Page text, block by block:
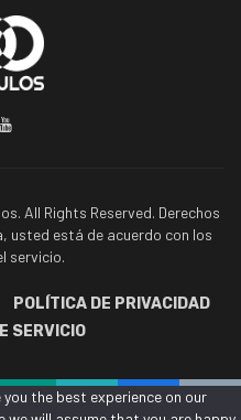
All Rights Reserved. Derechos
usted está de acuerdo con los
servicio.
POLÍTICA DE PRIVACIDAD
SERVICIO
the best experience on our